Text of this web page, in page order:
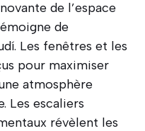
de l’espace
de
Les fenêtres et les
pour maximiser
atmosphère
Les escaliers
révèlent les